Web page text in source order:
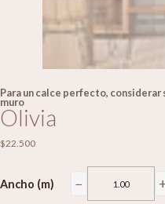
Para un calce perfecto, considerar
muro
Olivia
$22.500
Ancho (m) − +